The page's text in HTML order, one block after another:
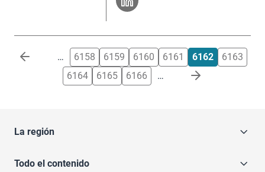
Paginación … 6158 6159 6160 6161 6162
6163
6164
6165 6166 …
La región
Todo el contenido